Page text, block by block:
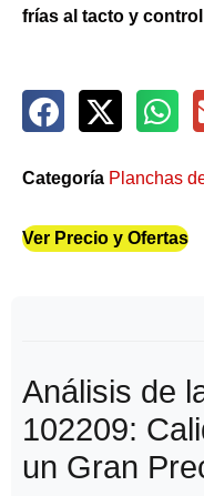
frías al tacto y
Categoría Planchas
Ver Precio y Ofertas
Análisis de
102209:
un Gran